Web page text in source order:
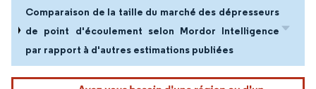
Comparaison de la taille du marché des dépresseurs
de point d'écoulement selon Mordor Intelligence
par rapport à d'autres estimations publiées